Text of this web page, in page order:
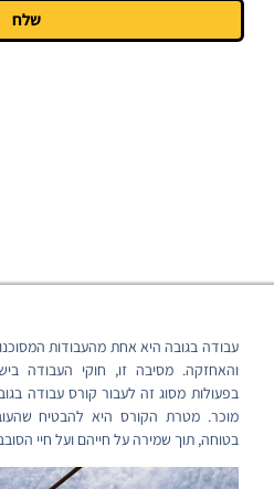
שלח
עבודה בגובה היא אחת מהעבודות
והאחזקה. מסיבה זו, חוקי העבודה
בפעולות מסוג זה לעבור קורס עבודה
מוכר. מטרת הקורס היא להבטיח
בטוחה, תוך שמירה על חייהם ועל חיי